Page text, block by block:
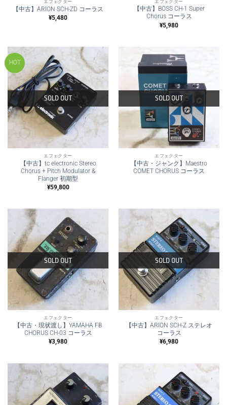
エフェクター
【中古】ARION SCH-ZD コーラス
¥5,480
エフェクター
【中古】BOSS CH-1 Super
Chorus コーラス
¥5,980
HOT
SOLD OUT
エフェクター
【中古】tc electronic Stereo
Chorus + Pitch Modulator &
Flanger 初期型
¥59,800
SOLD OUT
エフェクター
【中古・ジャンク】Maestro
COMET CHORUS コーラス
SOLD OUT
エフェクター
【中古・現状渡し】YAMAHA FB
CHORUS CH-03 コーラス
¥3,980
SOLD OUT
エフェクター
【中古】ARION SCH-Z ステレオ
コーラス
¥6,980